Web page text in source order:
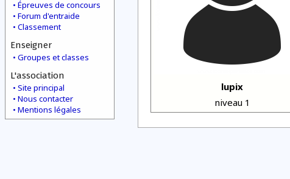
Épreuves de concours
Forum d'entraide
Classement
Enseigner
Groupes et classes
L'association
Site principal
Nous contacter
Mentions légales
lupix
niveau 1